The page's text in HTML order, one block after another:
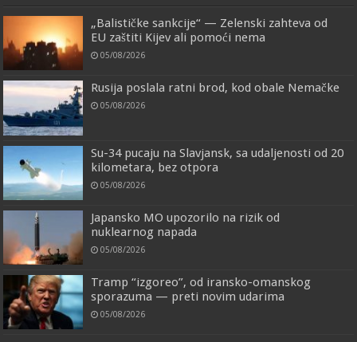
„Balističke sankcije“ — Zelenski zahteva od
EU zaštiti Kijev ali pomoći nema
05/08/2026
Rusija poslala ratni brod, kod obale Nemačke
05/08/2026
Su-34 pucaju na Slavjansk, sa udaljenosti od 20
kilometara, bez otpora
05/08/2026
Japansko MO upozorilo na rizik od
nuklearnog napada
05/08/2026
Tramp “izgoreo”, od iransko-omanskog
sporazuma — preti novim udarima
05/08/2026